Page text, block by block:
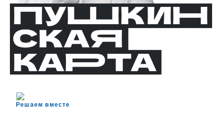
Решаем вместе